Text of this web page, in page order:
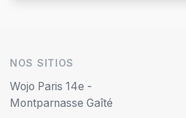
NOS SITIOS
Wojo Paris 14e -
Montparnasse Gaîté